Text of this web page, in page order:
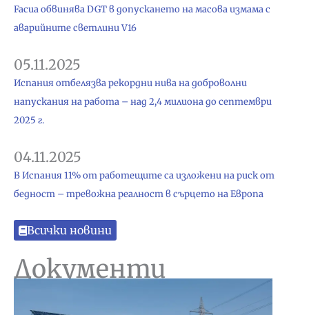
Facua обвинява DGT в допускането на масова измама с
аварийните светлини V16
05.11.2025
Испания отбелязва рекордни нива на доброволни
напускания на работа – над 2,4 милиона до септември
2025 г.
04.11.2025
В Испания 11% от работещите са изложени на риск от
бедност – тревожна реалност в сърцето на Европа
Всички новини
Документи